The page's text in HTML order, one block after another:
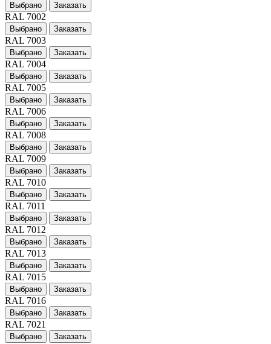
Выбрано Заказать
RAL 7002
Выбрано Заказать
RAL 7003
Выбрано Заказать
RAL 7004
Выбрано Заказать
RAL 7005
Выбрано Заказать
RAL 7006
Выбрано Заказать
RAL 7008
Выбрано Заказать
RAL 7009
Выбрано Заказать
RAL 7010
Выбрано Заказать
RAL 7011
Выбрано Заказать
RAL 7012
Выбрано Заказать
RAL 7013
Выбрано Заказать
RAL 7015
Выбрано Заказать
RAL 7016
Выбрано Заказать
RAL 7021
Выбрано Заказать